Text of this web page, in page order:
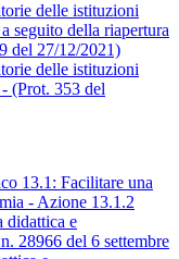
delle istituzioni
seguito della riapertura
del 27/12/2021)
delle istituzioni
(Prot. 353 del
13.1: Facilitare una
- Azione 13.1.2
didattica e
28966 del 6 settembre